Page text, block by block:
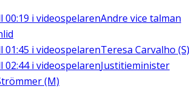
00:19 i videospelarenAndre vice talman
01:45 i videospelarenTeresa Carvalho (S)
02:44i videospelarenJustitieminister
(M)